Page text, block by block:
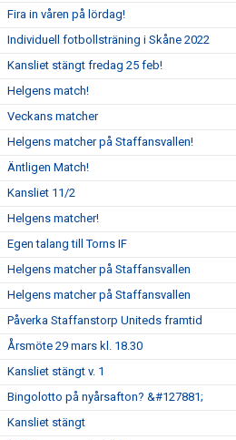
Fira in våren på lördag!
Individuell fotbollsträning i Skåne 2022
Kansliet stängt fredag 25 feb!
Helgens match!
Veckans matcher
Helgens matcher på Staffansvallen!
Äntligen Match!
Kansliet 11/2
Helgens matcher!
Egen talang till Torns IF
Helgens matcher på Staffansvallen
Helgens matcher på Staffansvallen
Påverka Staffanstorp Uniteds framtid
Årsmöte 29 mars kl. 18.30
Kansliet stängt v. 1
Bingolotto på nyårsafton? &#127881;
Kansliet stängt